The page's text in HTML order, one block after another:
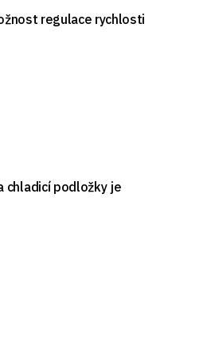
regulace rychlosti
chladicí podložky je